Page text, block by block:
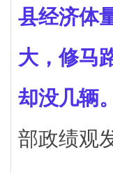
县经济体
大，修马
却没几辆。
部政绩观